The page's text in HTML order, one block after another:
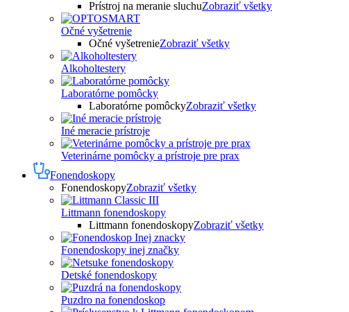
Prístroj na meranie sluchuZobraziť všetky
Očné vyšetrenie
Očné vyšetrenieZobraziť všetky
Alkoholtestery
Laboratórne pomôcky
Laboratórne pomôckyZobraziť všetky
Iné meracie prístroje
Veterinárne pomôcky a prístroje pre prax
Fonendoskopy
FonendoskopyZobraziť všetky
Littmann fonendoskopy
Littmann fonendoskopyZobraziť všetky
Fonendoskopy inej značky
Detské fonendoskopy
Puzdro na fonendoskop